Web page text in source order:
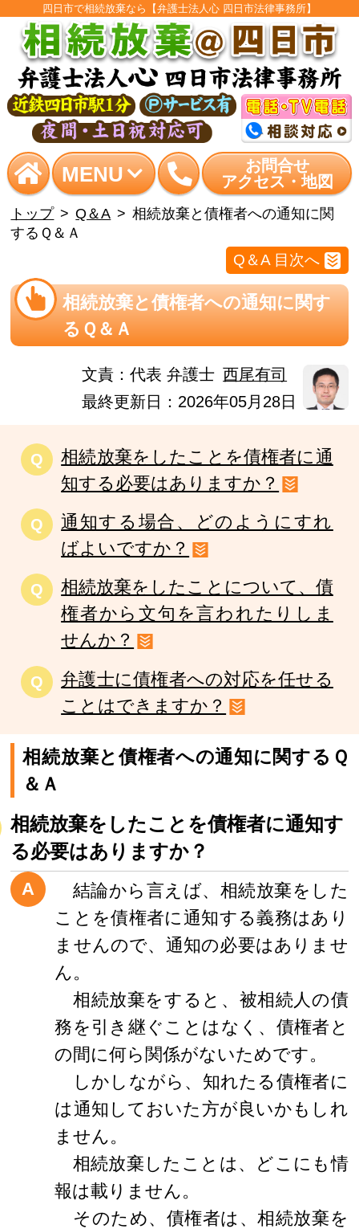
四日市で相続放棄なら【弁護士法人心 四日市法律事務所】
MENU
お問合せ
アクセス・地図
トップ Q＆A
相続放棄と債権者への通知に関
するＱ＆Ａ
Q＆A 目次へ
相続放棄と債権者への通知に関す
るＱ＆Ａ
文責：代表 弁護士 西尾有司
最終更新日：2026年05月28日
Q
相続放棄をしたことを債権者に通
知する必要はありますか？
Q
通知する場合、どのようにすれ
ばよいですか？
Q
相続放棄をしたことについて、債
権者から文句を言われたりしま
せんか？
Q
弁護士に債権者への対応を任せる
ことはできますか？
相続放棄と債権者への通知に関するＱ
＆Ａ
相続放棄をしたことを債権者に通知す
る必要はありますか？
A
結論から言えば、相続放棄をした
ことを債権者に通知する義務はあり
ませんので、通知の必要はありませ
ん。
相続放棄をすると、被相続人の債
務を引き継ぐことはなく、債権者と
の間に何ら関係がないためです。
しかしながら、知れたる債権者に
は通知しておいた方が良いかもしれ
ません。
相続放棄したことは、どこにも情
報は載りません。
そのため、債権者は、相続放棄を